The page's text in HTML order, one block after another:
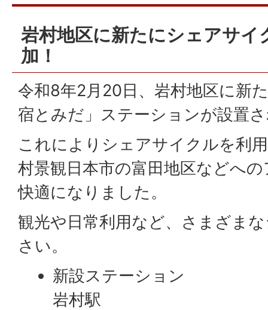
岩村地区に新たにシェアサイ
加！
令和8年2月20日、岩村地区に新
宿とみだ」ステーションが設置
これによりシェアサイクルを利
村景観日本市の富田地区などへ
快適になりました。
観光や日常利用など、さまざま
さい。
新設ステーション
岩村駅